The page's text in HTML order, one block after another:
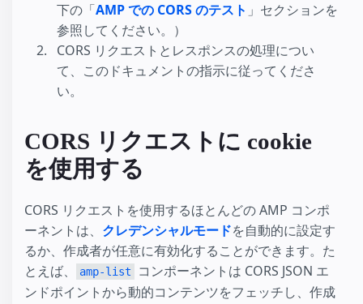
下の「AMP での CORS のテスト 」セクションを
参照してください。）
CORS リクエストとレスポンスの処理につい
て、このドキュメントの指示に従ってくださ
い。
CORS リクエストに cookie
を使用する
CORS リクエストを使用するほとんどの AMP コンポ
ーネントは、 クレデンシャルモードを自動的に設定す
るか、作成者が任意に有効化することができます。た
とえば、
amp-list
コンポーネントは CORS JSON エ
ンドポイントから動的コンテンツをフェッチし、作成